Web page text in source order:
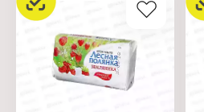
чистотела, натриевые
этилендиаминтетрауксусной
кислоты, лимонная
кислота, хлорид натрия,
CI 77891.